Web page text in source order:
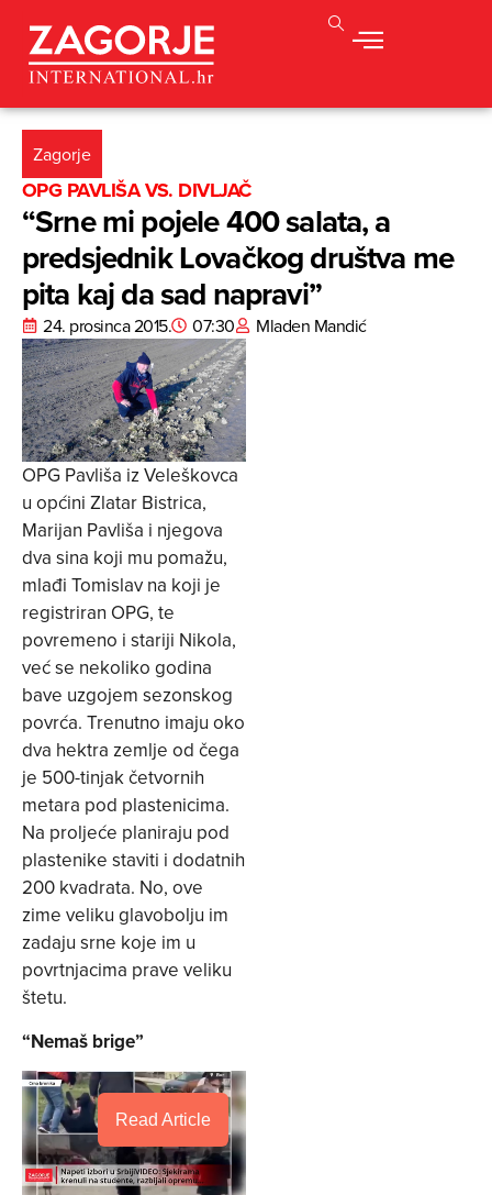
Zagorje
OPG PAVLIŠA VS. DIVLJAČ
“Srne mi pojele 400 salata, a
predsjednik Lovačkog društva me
pita kaj da sad napravi”
24. prosinca 2015. 07:30 Mladen Mandić
OPG Pavliša iz Veleškovca
u općini Zlatar Bistrica,
Marijan Pavliša i njegova
dva sina koji mu pomažu,
mlađi Tomislav na koji je
registriran OPG, te
povremeno i stariji Nikola,
već se nekoliko godina
bave uzgojem sezonskog
povrća. Trenutno imaju oko
dva hektra zemlje od čega
je 500-tinjak četvornih
metara pod plastenicima.
Na proljeće planiraju pod
plastenike staviti i dodatnih
200 kvadrata. No, ove
zime veliku glavobolju im
zadaju srne koje im u
povrtnjacima prave veliku
štetu.
“Nemaš brige”
Read Article